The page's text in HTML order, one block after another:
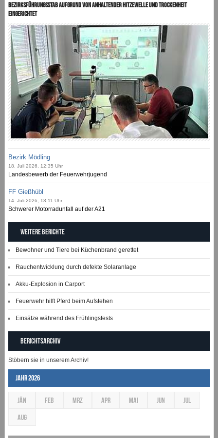
Bezirksführungsstab aufgrund von anhaltender Hitzewelle und Trockenheit
eingerichtet
Bezirk Mödling
18. Juli 2026, 12:35 Uhr
Landesbewerb der Feuerwehrjugend
FF Gießhübl
14. Juli 2026, 18:11 Uhr
Schwerer Motorradunfall auf der A21
Weitere Berichte
Bewohner und Tiere bei Küchenbrand gerettet
Rauchentwicklung durch defekte Solaranlage
Akku-Explosion in Carport
Feuerwehr hilft Pferd beim Aufstehen
Einsätze während des Frühlingsfests
Berichtsarchiv
Stöbern sie in unserem Archiv!
Jahr 2026
JÄN FEB MRZ APR MAI JUN JUL
AUG